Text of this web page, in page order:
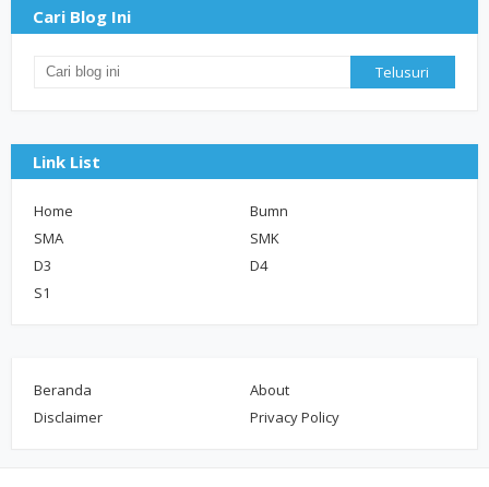
Cari Blog Ini
Link List
Home
Bumn
SMA
SMK
D3
D4
S1
Beranda
About
Disclaimer
Privacy Policy